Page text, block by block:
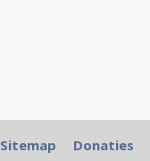
Sitemap Donaties